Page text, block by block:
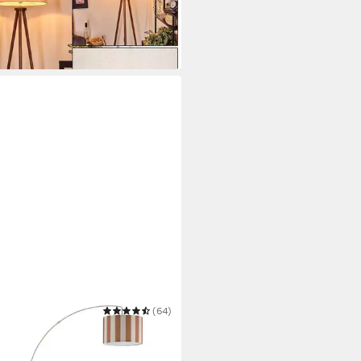
€ UVP104,90 €
Werktagen bei dir
Stellan
(64)
UVP209,99 €